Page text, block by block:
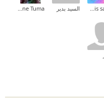
lamis salem السيد بدير Nadia Yassine Tuma